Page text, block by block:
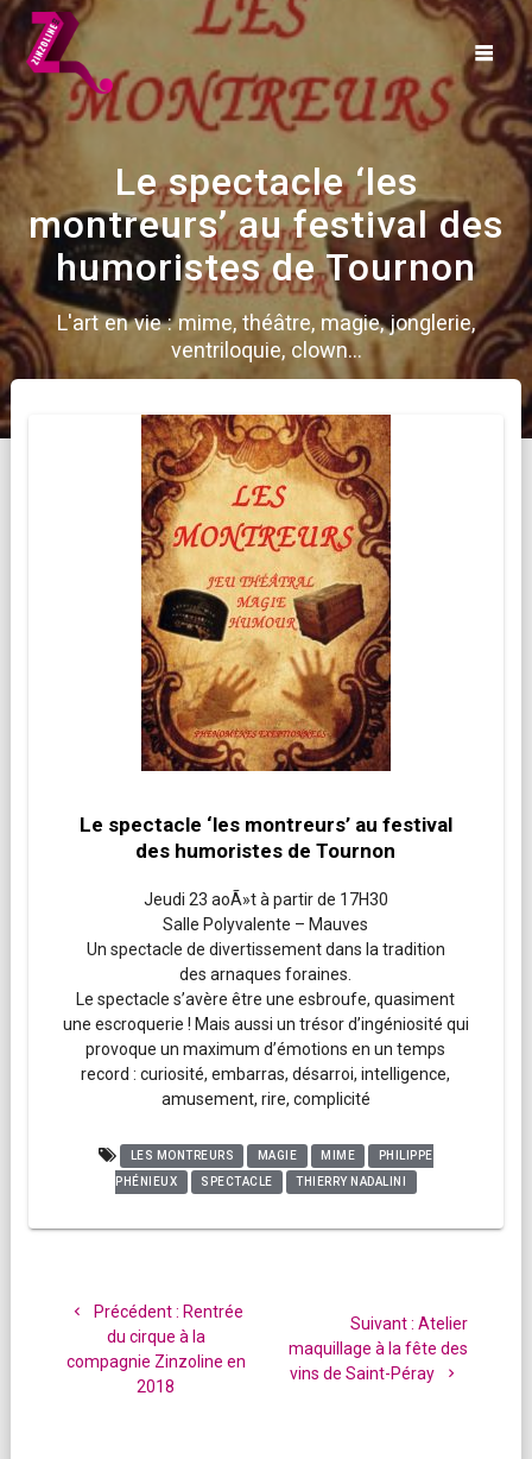
Skip
to
Le spectacle ‘les
montreurs’ au festival des
humoristes de Tournon
L'art en vie : mime, théâtre, magie, jonglerie,
ventriloquie, clown...
Le spectacle ‘les montreurs’ au festival
des humoristes de Tournon
Jeudi 23 aoÃ»t à partir de 17H30
Salle Polyvalente – Mauves
Un spectacle de divertissement dans la tradition
des arnaques foraines.
Le spectacle s’avère être une esbroufe, quasiment
une escroquerie ! Mais aussi un trésor d’ingéniosité qui
provoque un maximum d’émotions en un temps
record : curiosité, embarras, désarroi, intelligence,
amusement, rire, complicité
LES MONTREURS MAGIE MIME
PHILIPPE
PHÉNIEUX
SPECTACLE THIERRY NADALINI
l’article
Précédent : Article
précédent
:
Rentrée
du cirque à la
compagnie Zinzoline en
2018
Suivant : Article
suivant
:
Atelier
maquillage à la fête des
vins de Saint-Péray